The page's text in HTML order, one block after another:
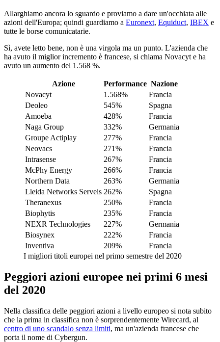
Allarghiamo ancora lo sguardo e proviamo a dare un'occhiata alle
azioni dell'Europa; quindi guardiamo a Euronext, Equiduct, IBEX e
tutte le borse comunicatarie.
Sì, avete letto bene, non è una virgola ma un punto. L'azienda che
ha avuto il miglior incremento è francese, si chiama Novacyt e ha
avuto un aumento del 1.568 %.
Azione Performance Nazione
Novacyt
1.568%
Francia
Deoleo
545%
Spagna
Amoeba
428%
Francia
Naga Group
332%
Germania
Groupe Actiplay
277%
Francia
Neovacs
271%
Francia
Intrasense
267%
Francia
McPhy Energy
266%
Francia
Northern Data
263%
Germania
Lleida Networks Serveis 262%
Spagna
Theranexus
250%
Francia
Biophytis
235%
Francia
NEXR Technologies
227%
Germania
Biosynex
222%
Francia
Inventiva
209%
Francia
I migliori titoli europei nel primo semestre del 2020
Peggiori azioni europee nei primi 6 mesi
del 2020
Nella classifica delle peggiori azioni a livello europeo si nota subito
che la prima in classifica non è sorprendentemente Wirecard, al
centro di uno scandalo senza limiti, ma un'azienda francese che
porta il nome di Cybergun.